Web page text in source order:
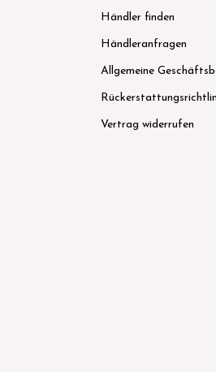
Händler finden
Händleranfragen
Allgemeine
Vertrag widerrufen